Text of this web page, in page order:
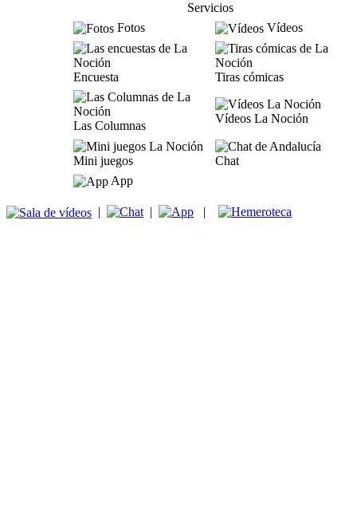
Servicios
Fotos
Vídeos
Encuesta Tiras cómicas
Las Columnas
Vídeos La Noción
Mini juegos
Chat
App
| | |